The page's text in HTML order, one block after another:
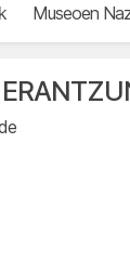
Museoen